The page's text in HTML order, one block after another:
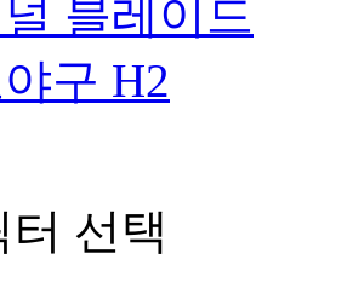
블레이드
구 H2
선택